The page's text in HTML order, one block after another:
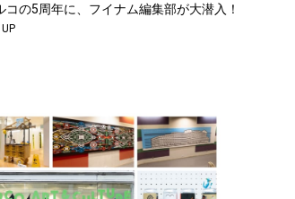
コの5周年に、フイナム編集部が大潜入！